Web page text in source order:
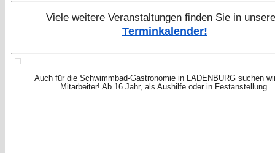
Viele weitere Veranstaltungen finden Sie in
Terminkalender!
Auch für die Schwimmbad-Gastronomie in LADENBURG suchen
Mitarbeiter! Ab 16 Jahr, als Aushilfe oder in Festanstellung.